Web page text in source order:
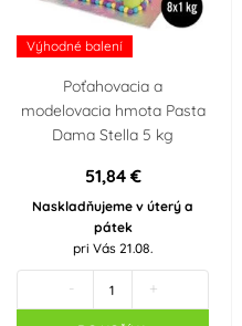
Výhodné balení
Poťahovacia a
modelovacia hmota Pasta
Dama Stella 5 kg
51,84 €
Naskladňujeme v úterý a
pátek
pri Vás 21.08.
- +